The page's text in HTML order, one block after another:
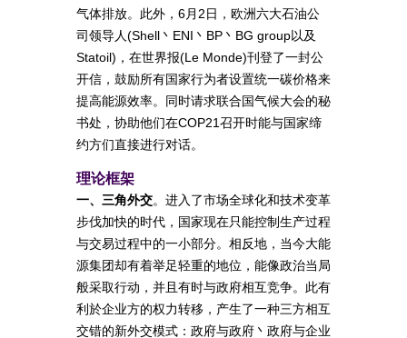
气体排放。此外，6月2日，欧洲六大石油公
司领导人(Shell丶ENI丶BP丶BG group以及
Statoil)，在世界报(Le Monde)刊登了一封公
开信，鼓励所有国家行为者设置统一碳价格来
提高能源效率。同时请求联合国气候大会的秘
书处，协助他们在COP21召开时能与国家缔
约方们直接进行对话。
理论框架
一、三角外交。进入了市场全球化和技术变革
步伐加快的时代，国家现在只能控制生产过程
与交易过程中的一小部分。相反地，当今大能
源集团却有着举足轻重的地位，能像政治当局
般采取行动，并且有时与政府相互竞争。此有
利於企业方的权力转移，产生了一种三方相互
交错的新外交模式：政府与政府丶政府与企业